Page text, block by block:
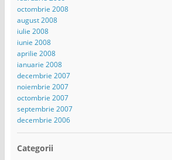
octombrie 2008
august 2008
iulie 2008
iunie 2008
aprilie 2008
ianuarie 2008
decembrie 2007
noiembrie 2007
octombrie 2007
septembrie 2007
decembrie 2006
Categorii